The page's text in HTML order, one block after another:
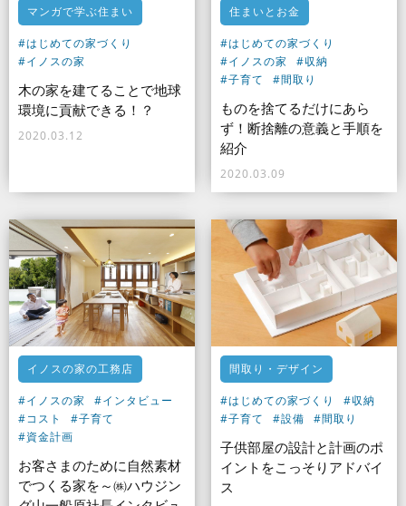
マンガで学ぶ住まい
#はじめての家づくり
#イノスの家
木の家を建てることで地球
環境に貢献できる！？
2020.03.12
住まいとお金
#はじめての家づくり
#イノスの家
#収納
#子育て
#間取り
ものを捨てるだけにあら
ず！断捨離の意義と手順を
紹介
2020.03.09
イノスの家の工務店
#イノスの家
#インタビュー
#コスト
#子育て
#資金計画
お客さまのために自然素材
でつくる家を～㈱ハウジン
間取り・デザイン
#はじめての家づくり
#収納
#子育て
#設備 #間取り
子供部屋の設計と計画のポ
イントをこっそりアドバイ
ス